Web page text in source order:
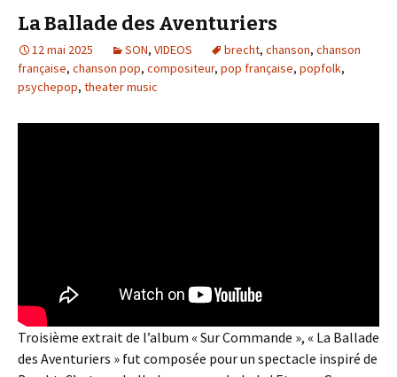
La Ballade des Aventuriers
12 mai 2025 SON, VIDEOS brecht, chanson, chanson
française, chanson pop, compositeur, pop française, popfolk,
psychepop, theater music
Troisième extrait de l’album « Sur Commande », « La Ballade
des Aventuriers » fut composée pour un spectacle inspiré de